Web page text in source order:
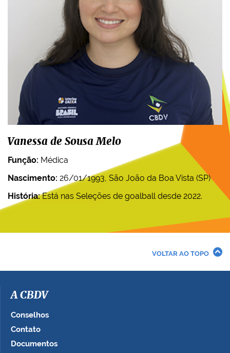
Vanessa de Sousa Melo
Função: Médica
Nascimento: 26/01/1993, São João da Boa Vista (SP)
História:Está nas Seleções de goalball desde 2022.
VOLTAR AO TOPO
A CBDV
Conselhos
Contato
Documentos